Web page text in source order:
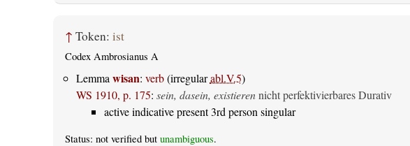
↑ Token: ist
Codex Ambrosianus A
Lemma wisan: verb(irregularabl.V.5)
WS 1910, p. 175: sein, dasein, existierennicht perfektivierbares Durativ
active indicative present 3rd person singular
Status: not verified but unambiguous.